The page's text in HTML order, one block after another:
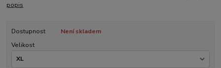
popis
Dostupnost
Není skladem
Velikost